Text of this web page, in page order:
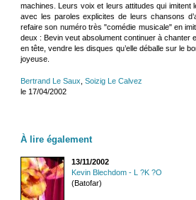
machines. Leurs voix et leurs attitudes qui
avec les paroles explicites de leurs chansons
refaire son numéro très "comédie musicale" en
deux : Bevin veut absolument continuer à chanter
en tête, vendre les disques qu’elle déballe sur le
joyeuse.
Bertrand Le Saux Soizig Le Calvez
le 17/04/2002
À lire également
13/11/2002
Kevin Blechdom - L ?K ?O
(Batofar)